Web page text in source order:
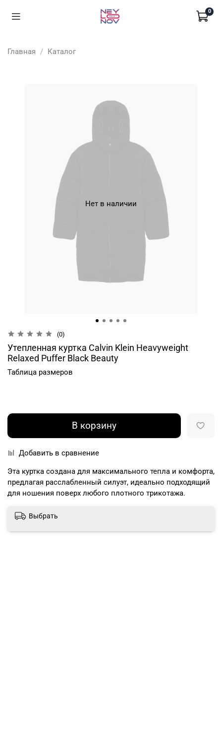
0
Главная Каталог
Нет в наличии
(0)
Утепленная куртка Calvin Klein Heavyweight
Relaxed Puffer Black Beauty
Таблица размеров
В корзину
Добавить в сравнение
Эта куртка создана для максимального тепла и комфорта,
предлагая расслабленный силуэт, идеально подходящий
для ношения поверх любого плотного трикотажа.
Выбрать